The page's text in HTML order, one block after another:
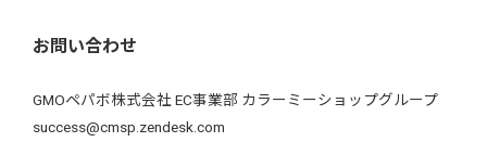
お問い合わせ
GMOペパボ株式会社 EC事業部 カラーミーショップグループ
success@cmsp.zendesk.com